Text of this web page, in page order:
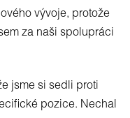
vývoje, protože
za naši spolupráci
jsme si sedli proti
pozice. Nechal